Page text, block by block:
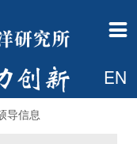
EN

导信息